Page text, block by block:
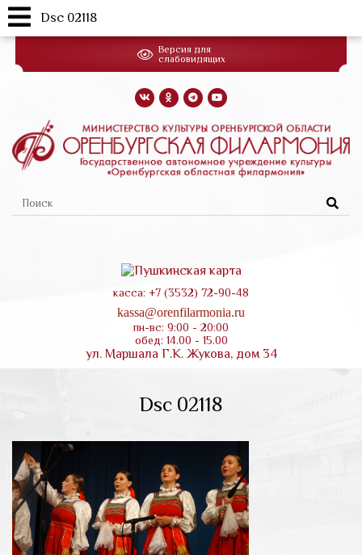
Перейти
основному
Форма
поиска
касса: +7 (3532) 72-90-48
kassa@orenfilarmonia.ru
пн-вс: 9:00 - 20:00
обед: 14.00 - 15.00
ул. Маршала Г.К. Жукова, дом 34
Версия для
слабовидящих
Dsc 02118
Dsc 02118